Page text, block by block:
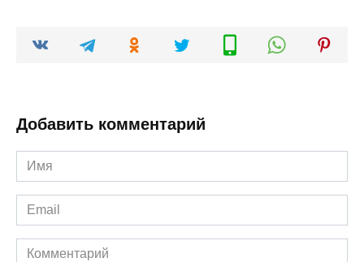
Добавить комментарий
Имя
*
Email
*
Комментарий